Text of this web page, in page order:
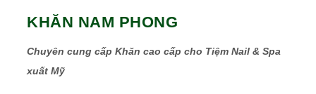
KHĂN NAM PHONG
Chuyên cung cấp Khăn cao cấp cho Tiệm Nail & Spa
xuất Mỹ